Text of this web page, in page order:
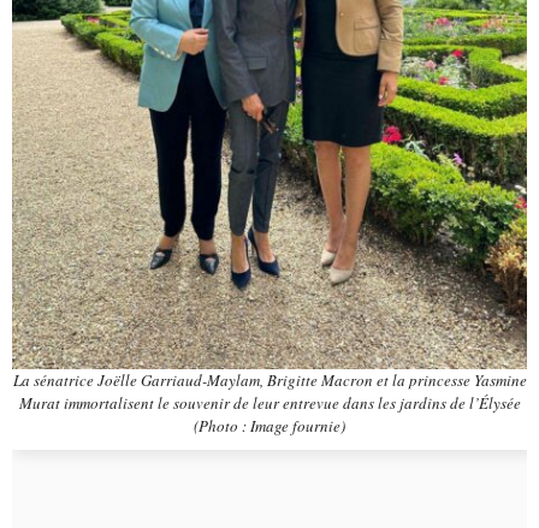
La sénatrice Joëlle Garriaud-Maylam, Brigitte Macron et la princesse Yasmine
Murat immortalisent le souvenir de leur entrevue dans les jardins de l’Élysée
(Photo : Image fournie)